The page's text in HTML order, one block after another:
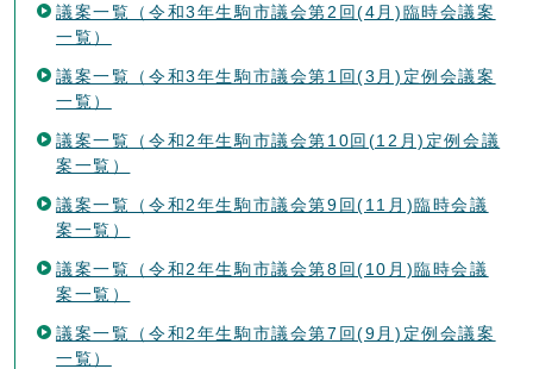
議案一覧（令和3年生駒市議会第2回(4月)臨時会議案
一覧）
議案一覧（令和3年生駒市議会第1回(3月)定例会議案
一覧）
議案一覧（令和2年生駒市議会第10回(12月)定例会議
案一覧）
議案一覧（令和2年生駒市議会第9回(11月)臨時会議
案一覧）
議案一覧（令和2年生駒市議会第8回(10月)臨時会議
案一覧）
議案一覧（令和2年生駒市議会第7回(9月)定例会議案
一覧）